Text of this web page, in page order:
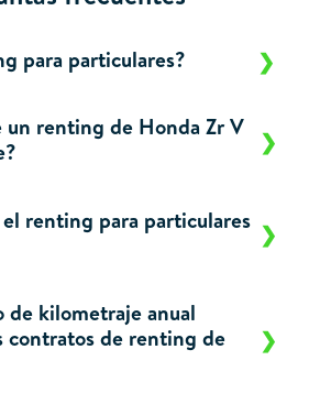
para particulares?
un renting de Honda Zr V
renting para particulares
de kilometraje anual
contratos de renting de